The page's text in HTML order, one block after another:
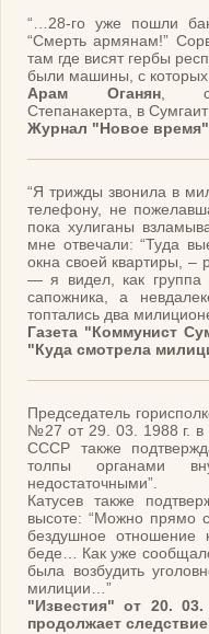
“…28-го уже пошли
“Смерть армянам!”
там где висят гербы
были машины, с которых
Арам Оганян,
Степанакерта, в
Журнал "Новое
“Я трижды звонила в
телефону, не
пока хулиганы
мне отвечали: “Туда
окна своей квартиры, –
— я видел, как группа
сапожника, а
топтались два
Газета "Коммунист
"Куда смотрела
Председатель
№27 от 29. 03. 1988 г. в
СССР также
толпы органами
недостаточными”.
Катусев также
высоте: “Можно прямо
бездушное отношение
беде… Как уже
была возбудить
милиции…”
"Известия" от 20.
продолжает